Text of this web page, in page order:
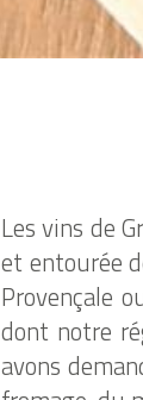
Les vins de
et entourée
Provençale
dont notre
avons